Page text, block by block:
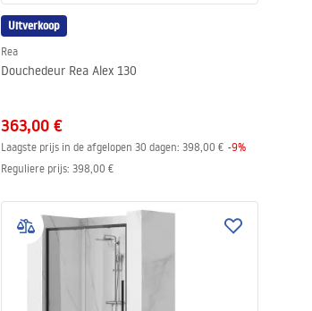
Uitverkoop
Rea
Douchedeur Rea Alex 130
363,00 €
Laagste prijs in de afgelopen 30 dagen: 398,00 € -9%
Reguliere prijs: 398,00 €